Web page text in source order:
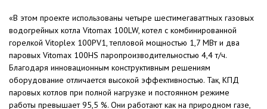
«В этом проекте использованы четыре шестимегаваттных газовых
водогрейных котла Vitomax 100LW, котел с комбинированной
горелкой Vitoplex 100PV1, тепловой мощностью 1,7 МВт и два
паровых Vitomax 100HS паропроизводительностью 4,4 т/ч.
Благодаря инновационным конструктивным решениям
оборудование отличается высокой эффективностью. Так, КПД
паровых котлов при полной нагрузке и постоянном режиме
работы превышает 95,5 %. Они работают как на природном газе,